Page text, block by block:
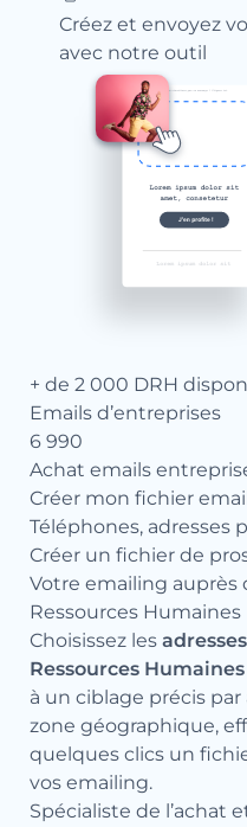
Créez et envoyez
avec notre outil
+ de 2 000 DRH
Emails d’entreprises
6 990
Achat emails
Créer mon fichier
Téléphones, adresses
Créer un fichier de
Votre emailing auprès
Ressources Humaines
Choisissez les
Ressources Humaines
à un ciblage précis
zone géographique,
quelques clics un
vos emailing.
Spécialiste de l’achat